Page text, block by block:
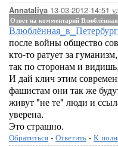
Annataliya 13-03-2012-14:51
Ответ на комментарий
Влюблённая_в_Петербург
после войны общество
кто-то ратует за
так по сторонам и
И дай клич этим
фашистам они так же
живут "не те" люди и
уверена.
Это страшно.
Обратиться - Ответить - К